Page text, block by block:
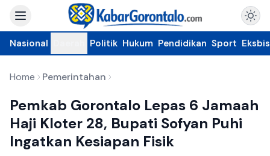
Nasional Politik Hukum Pendidikan Sport Eksbis
Home Pemerintahan
Pemkab Gorontalo Lepas 6 Jamaah
Haji Kloter 28, Bupati Sofyan Puhi
Ingatkan Kesiapan Fisik